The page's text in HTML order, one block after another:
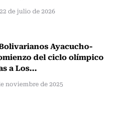
de julio de 2026
Ayacucho-
del ciclo olímpico
a Los...
noviembre de 2025